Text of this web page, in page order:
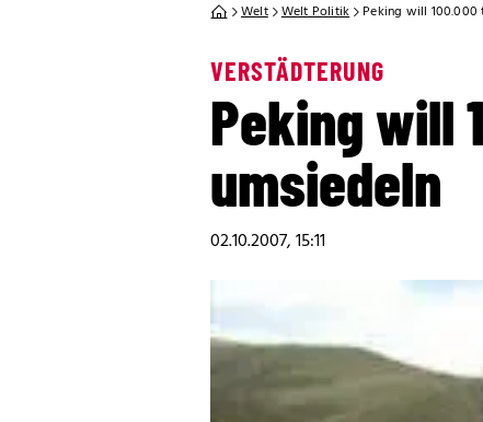
Welt Welt Politik Peking will 100.000
VERSTÄDTERUNG
Peking will
umsiedeln
02.10.2007, 15:11